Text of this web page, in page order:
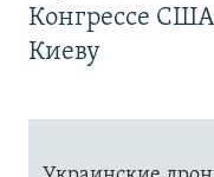
Конгрессе
Киеву